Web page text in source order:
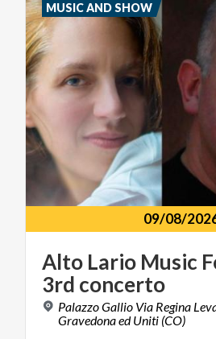
09/08/
Alto Lario Music
3rd concerto
Palazzo Gallio Via Regina
Gravedona ed Uniti (CO)
MUSIC AND SHOW